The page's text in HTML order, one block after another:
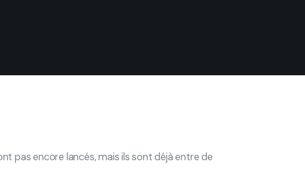
pas encore lancés, mais ils sont déjà entre de